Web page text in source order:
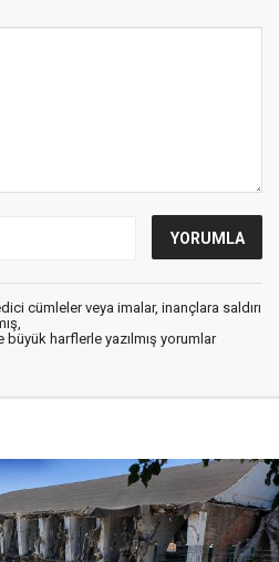
cümleler veya imalar, inançlara saldırı
büyük harflerle yazılmış yorumlar